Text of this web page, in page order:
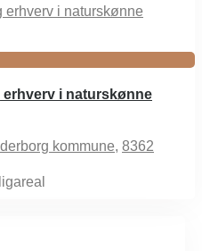
erhverv i naturskønne
kommune, 8362